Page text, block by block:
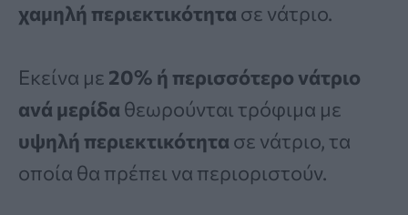
χαμηλή περιεκτικότητα σε νάτριο.
Εκείνα με 20% ή περισσότερο νάτριο
ανά μερίδα θεωρούνται τρόφιμα με
υψηλή περιεκτικότητα σε νάτριο, τα
οποία θα πρέπει να περιοριστούν.